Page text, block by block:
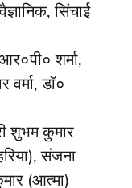
सिंचाई
शर्मा,
डॉ०
शुभम कुमार
संजना
(आत्मा)